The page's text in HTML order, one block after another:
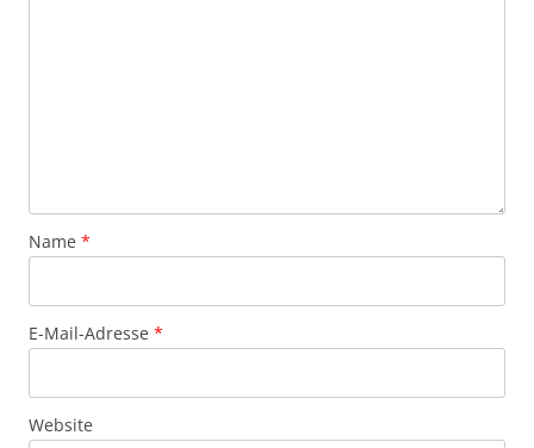
Name *
E-Mail-Adresse *
Website